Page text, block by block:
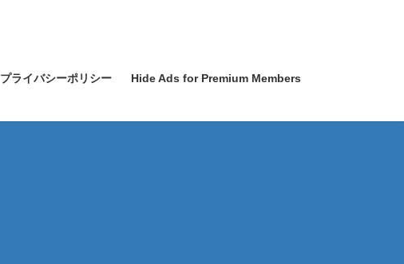
プライバシーポリシー Hide Ads for Premium Members